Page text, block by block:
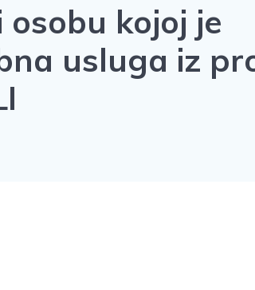
osobu kojoj je
usluga iz